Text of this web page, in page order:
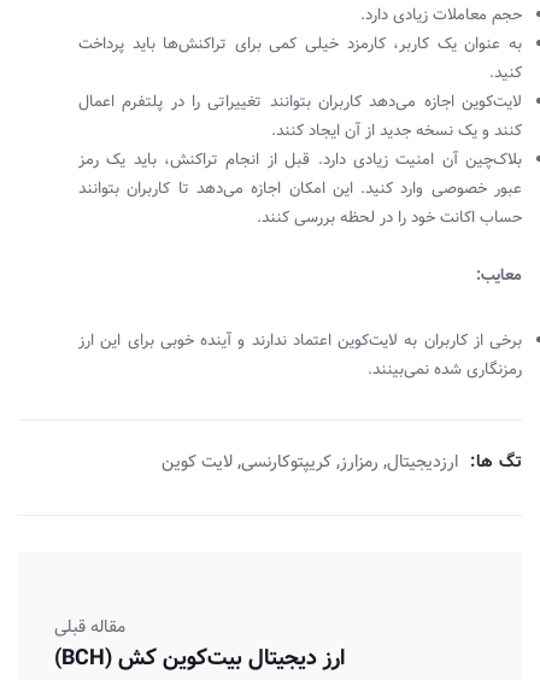
حجم معاملات زیادی دارد.
به عنوان یک کاربر، کارمزد خیلی کمی برای تراکنش‌ها باید پرداخت
کنید.
لایت‌کوین اجازه می‌دهد کاربران بتوانند تغییراتی را در پلتفرم اعمال
کنند و یک نسخه جدید از آن ایجاد کنند.
بلاک‌چین آن امنیت زیادی دارد. قبل از انجام تراکنش، باید یک رمز
عبور خصوصی وارد کنید. این امکان اجازه می‌دهد تا کاربران بتوانند
حساب اکانت خود را در لحظه بررسی کنند.
معایب:
برخی از کاربران به لایت‌کوین اعتماد ندارند و آینده خوبی برای این ارز
رمزنگاری شده نمی‌بینند.
تگ ها: ارزدیجیتال, رمزارز,کریپتوکارنسی,لایت کوین
مقاله قبلی
ارز دیجیتال بیت‌کوین کش (BCH)